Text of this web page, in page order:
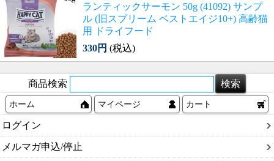
ランティックサーモン 50g (41092) サンプ
ル (旧スプリーム ベストエイジ10+) 高齢猫
用 ドライフード
330円 (税込)
商品検索
ホーム マイページ カート
ログイン
メルマガ申込/停止